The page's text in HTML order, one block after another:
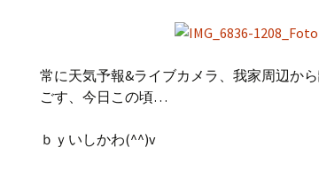
常に天気予報&ライブカメラ、我家周辺か
ごす、今日この頃…
ｂｙいしかわ(^^)v